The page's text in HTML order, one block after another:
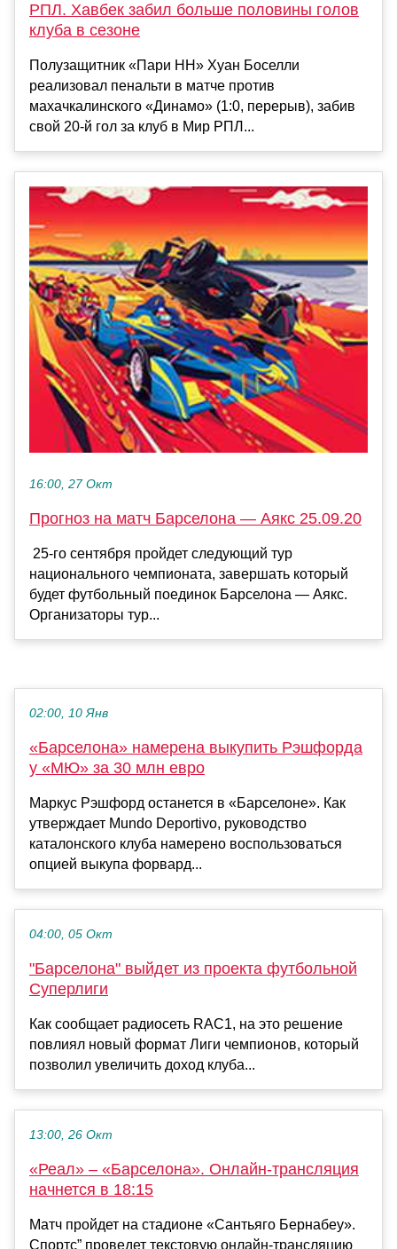
РПЛ. Хавбек забил больше половины голов
клуба в сезоне
Полузащитник «Пари НН» Хуан Боселли
реализовал пенальти в матче против
махачкалинского «Динамо» (1:0, перерыв), забив
свой 20-й гол за клуб в Мир РПЛ...
16:00, 27 Окт
Прогноз на матч Барселона — Аякс 25.09.20
25-го сентября пройдет следующий тур
национального чемпионата, завершать который
будет футбольный поединок Барселона — Аякс.
Организаторы тур...
02:00, 10 Янв
«Барселона» намерена выкупить Рэшфорда
у «МЮ» за 30 млн евро
Маркус Рэшфорд останется в «Барселоне». Как
утверждает Mundo Deportivo, руководство
каталонского клуба намерено воспользоваться
опцией выкупа форвард...
04:00, 05 Окт
"Барселона" выйдет из проекта футбольной
Суперлиги
Как сообщает радиосеть RAC1, на это решение
повлиял новый формат Лиги чемпионов, который
позволил увеличить доход клуба...
13:00, 26 Окт
«Реал» – «Барселона». Онлайн-трансляция
начнется в 18:15
Матч пройдет на стадионе «Сантьяго Бернабеу».
Спортс” проведет текстовую онлайн-трансляцию